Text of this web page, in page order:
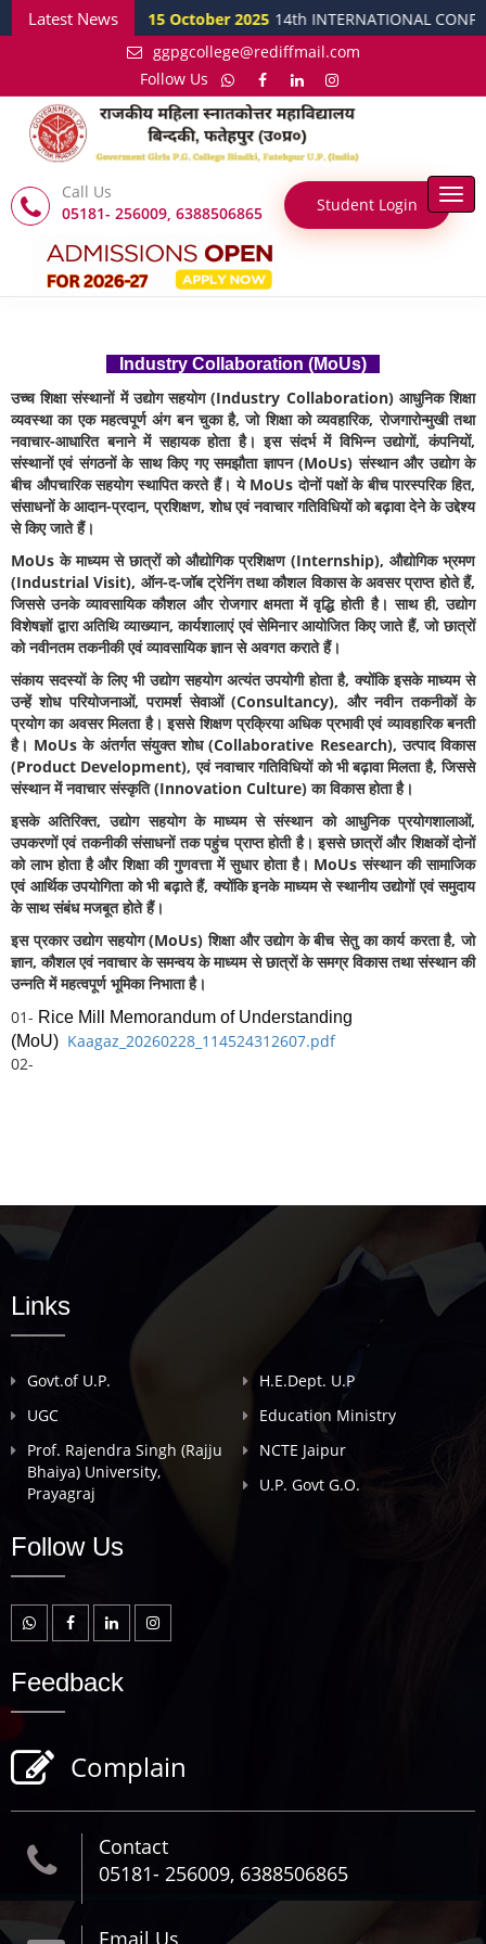
Latest News 15 October 2025 14th INTERNATIONAL
ggpgcollege@rediffmail.com
Follow Us
Call Us
05181- 256009, 6388506865
Student Login
Industry Collaboration (MoUs)
उच्च शिक्षा संस्थानों में उद्योग सहयोग (Industry Collaboration) आधुनिक शिक्षा
व्यवस्था का एक महत्वपूर्ण अंग बन चुका है, जो शिक्षा को व्यवहारिक, रोजगारोन्मुखी तथा
नवाचार-आधारित बनाने में सहायक होता है। इस संदर्भ में विभिन्न उद्योगों, कंपनियों,
संस्थानों एवं संगठनों के साथ किए गए समझौता ज्ञापन (MoUs) संस्थान और उद्योग के
बीच औपचारिक सहयोग स्थापित करते हैं। ये MoUs दोनों पक्षों के बीच पारस्परिक हित,
संसाधनों के आदान-प्रदान, प्रशिक्षण, शोध एवं नवाचार गतिविधियों को बढ़ावा देने के उद्देश्य
से किए जाते हैं।
MoUs के माध्यम से छात्रों को औद्योगिक प्रशिक्षण (Internship), औद्योगिक भ्रमण
(Industrial Visit), ऑन-द-जॉब ट्रेनिंग तथा कौशल विकास के अवसर प्राप्त होते हैं,
जिससे उनके व्यावसायिक कौशल और रोजगार क्षमता में वृद्धि होती है। साथ ही, उद्योग
विशेषज्ञों द्वारा अतिथि व्याख्यान, कार्यशालाएं एवं सेमिनार आयोजित किए जाते हैं, जो छात्रों
को नवीनतम तकनीकी एवं व्यावसायिक ज्ञान से अवगत कराते हैं।
संकाय सदस्यों के लिए भी उद्योग सहयोग अत्यंत उपयोगी होता है, क्योंकि इसके माध्यम से
उन्हें शोध परियोजनाओं, परामर्श सेवाओं (Consultancy), और नवीन तकनीकों के
प्रयोग का अवसर मिलता है। इससे शिक्षण प्रक्रिया अधिक प्रभावी एवं व्यावहारिक बनती
है। MoUs के अंतर्गत संयुक्त शोध (Collaborative Research), उत्पाद विकास
(Product Development), एवं नवाचार गतिविधियों को भी बढ़ावा मिलता है, जिससे
संस्थान में नवाचार संस्कृति (Innovation Culture) का विकास होता है।
इसके अतिरिक्त, उद्योग सहयोग के माध्यम से संस्थान को आधुनिक प्रयोगशालाओं,
उपकरणों एवं तकनीकी संसाधनों तक पहुंच प्राप्त होती है। इससे छात्रों और शिक्षकों दोनों
को लाभ होता है और शिक्षा की गुणवत्ता में सुधार होता है। MoUs संस्थान की सामाजिक
एवं आर्थिक उपयोगिता को भी बढ़ाते हैं, क्योंकि इनके माध्यम से स्थानीय उद्योगों एवं समुदाय
के साथ संबंध मजबूत होते हैं।
इस प्रकार उद्योग सहयोग (MoUs) शिक्षा और उद्योग के बीच सेतु का कार्य करता है, जो
ज्ञान, कौशल एवं नवाचार के समन्वय के माध्यम से छात्रों के समग्र विकास तथा संस्थान की
उन्नति में महत्वपूर्ण भूमिका निभाता है।
01- Rice Mill Memorandum of Understanding
(MoU) Kaagaz_20260228_114524312607.pdf
02-
Links
Govt.of U.P.
H.E.Dept. U.P
UGC
Education Ministry
Prof. Rajendra Singh (Rajju
Bhaiya) University,
Prayagraj
NCTE Jaipur
U.P. Govt G.O.
Follow Us
Feedback
Complain
Contact
05181- 256009, 6388506865
Email Us